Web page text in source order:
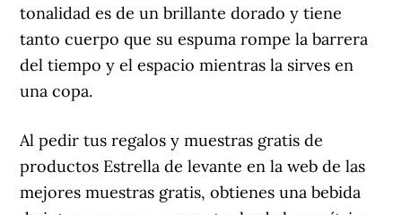
tonalidad es de un brillante dorado y tiene
tanto cuerpo que su espuma rompe la barrera
del tiempo y el espacio mientras la sirves en
una copa.
Al pedir tus regalos y muestras gratis de
productos Estrella de levante en la web de las
mejores muestras gratis, obtienes una bebida